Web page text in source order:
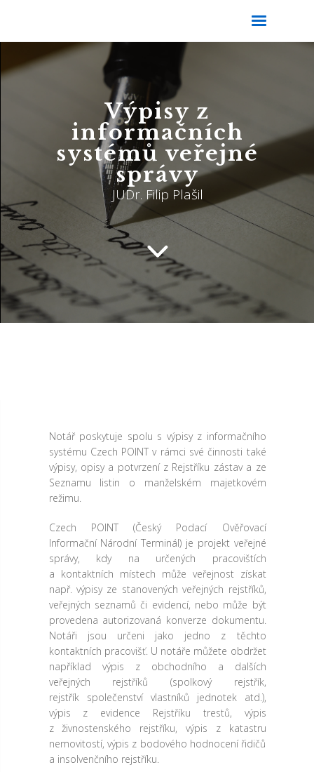
Výpisy z
informačních
systémů veřejné
správy
JUDr. Filip Plašil
Notář poskytuje spolu s výpisy z informačního
systému Czech POINT v rámci své činnosti také
výpisy, opisy a potvrzení z Rejstříku zástav a ze
Seznamu listin o manželském majetkovém
režimu.
Czech POINT (Český Podací Ověřovací
Informační Národní Terminál) je projekt veřejné
správy, kdy na určených pracovištích
a kontaktních místech může veřejnost získat
např. výpisy ze stanovených veřejných rejstříků,
veřejných seznamů či evidencí, nebo může být
provedena autorizovaná konverze dokumentu.
Notáři jsou určeni jako jedno z těchto
kontaktních pracovišť. U notáře můžete obdržet
například výpis z obchodního a dalších
veřejných rejstříků (spolkový rejstřík,
rejstřík společenství vlastníků jednotek atd.),
výpis z evidence Rejstříku trestů, výpis
z živnostenského rejstříku, výpis z katastru
nemovitostí, výpis z bodového hodnocení řidičů
a insolvenčního rejstříku.